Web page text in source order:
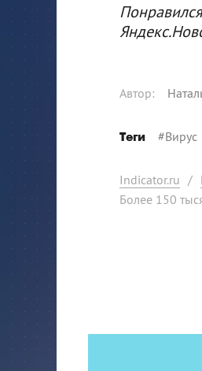
Автор:
Теги #Вирус
Indicator.ru /
Более 150